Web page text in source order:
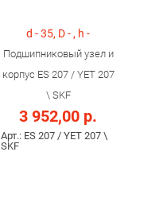
d - 35, D - , h -
Подшипниковый узел и
корпус ES 207 / YET 207
\ SKF
3 952,00 р.
Арт.: ES 207 / YET 207 \
SKF